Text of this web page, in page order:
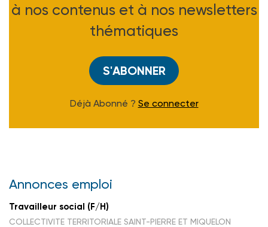
à nos contenus et à nos newsletters
thématiques
S'ABONNER
Déjà Abonné ? Se connecter
Annonces emploi
Travailleur social (F/H)
COLLECTIVITE TERRITORIALE SAINT-PIERRE ET MIQUELON